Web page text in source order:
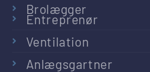
Brolægger
Entreprenør
Ventilation
Anlægsgartner